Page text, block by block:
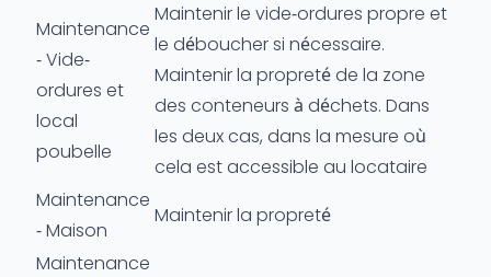
Maintenance
- Vide-
ordures et
local
poubelle
Maintenir le vide-ordures propre et
le déboucher si nécessaire.
Maintenir la propreté de la zone
des conteneurs à déchets. Dans
les deux cas, dans la mesure où
cela est accessible au locataire
Maintenance
- Maison
Maintenir la propreté
Maintenance